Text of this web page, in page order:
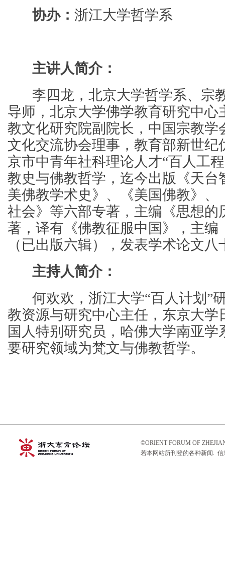
协办： 浙江大学哲学系
主讲人简介：
李四龙，北京大学哲学系、宗
导师，北京大学佛学教育研究中心
教文化研究院副院长，中国宗教学
文化交流协会理事，教育部新世纪
京市中青年社科理论人才“百人工
教史与佛教哲学，迄今出版《天台
美佛教学术史》、《美国佛教》、
社会》等六部专著，主编《思想的
著，译有《佛教征服中国》，主编
（已出版六辑），发表学术论文八
主持人简介：
何欢欢，浙江大学“百人计划”
教资源与研究中心主任，东京大学
国人特别研究员，哈佛大学南亚学
要研究领域为梵文与佛教哲学。
©ORIENT FORUM OF
若本网站所刊登的各种新闻.